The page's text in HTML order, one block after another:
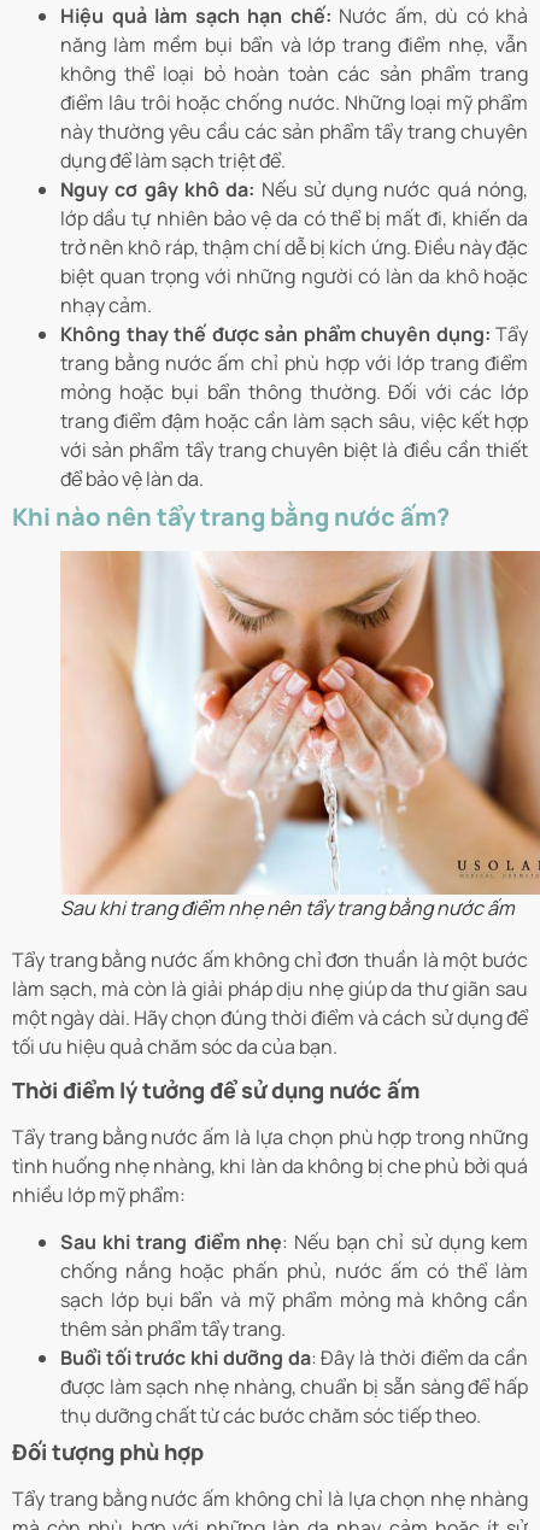
Hiệu quả làm sạch hạn chế: Nước ấm, dù có khả
năng làm mềm bụi bẩn và lớp trang điểm nhẹ, vẫn
không thể loại bỏ hoàn toàn các sản phẩm trang
điểm lâu trôi hoặc chống nước. Những loại mỹ phẩm
này thường yêu cầu các sản phẩm tẩy trang chuyên
dụng để làm sạch triệt để.
Nguy cơ gây khô da: Nếu sử dụng nước quá nóng,
lớp dầu tự nhiên bảo vệ da có thể bị mất đi, khiến da
trở nên khô ráp, thậm chí dễ bị kích ứng. Điều này đặc
biệt quan trọng với những người có làn da khô hoặc
nhạy cảm.
Không thay thế được sản phẩm chuyên dụng: Tẩy
trang bằng nước ấm chỉ phù hợp với lớp trang điểm
mỏng hoặc bụi bẩn thông thường. Đối với các lớp
trang điểm đậm hoặc cần làm sạch sâu, việc kết hợp
với sản phẩm tẩy trang chuyên biệt là điều cần thiết
để bảo vệ làn da.
Khi nào nên tẩy trang bằng nước ấm?
Sau khi trang điểm nhẹ nên tẩy trang bằng nước ấm
Tẩy trang bằng nước ấm không chỉ đơn thuần là một bước
làm sạch, mà còn là giải pháp dịu nhẹ giúp da thư giãn sau
một ngày dài. Hãy chọn đúng thời điểm và cách sử dụng để
tối ưu hiệu quả chăm sóc da của bạn.
Thời điểm lý tưởng để sử dụng nước ấm
Tẩy trang bằng nước ấm là lựa chọn phù hợp trong những
tình huống nhẹ nhàng, khi làn da không bị che phủ bởi quá
nhiều lớp mỹ phẩm:
Sau khi trang điểm nhẹ: Nếu bạn chỉ sử dụng kem
chống nắng hoặc phấn phủ, nước ấm có thể làm
sạch lớp bụi bẩn và mỹ phẩm mỏng mà không cần
thêm sản phẩm tẩy trang.
Buổi tối trước khi dưỡng da: Đây là thời điểm da cần
được làm sạch nhẹ nhàng, chuẩn bị sẵn sàng để hấp
thụ dưỡng chất từ các bước chăm sóc tiếp theo.
Đối tượng phù hợp
Tẩy trang bằng nước ấm không chỉ là lựa chọn nhẹ nhàng